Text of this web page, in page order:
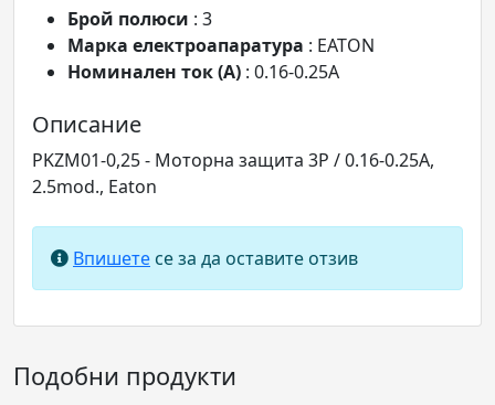
Брой полюси : 3
Марка електроапаратура : EATON
Номинален ток (A) : 0.16-0.25A
Описание
PKZM01-0,25 - Моторна защита 3P / 0.16-0.25A,
2.5mod., Eaton
Впишете се за да оставите отзив
Подобни продукти